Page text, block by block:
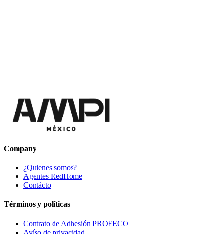
Company
¿Quienes somos?
Agentes RedHome
Contácto
Términos y políticas
Contrato de Adhesión PROFECO
Avíso de privacidad